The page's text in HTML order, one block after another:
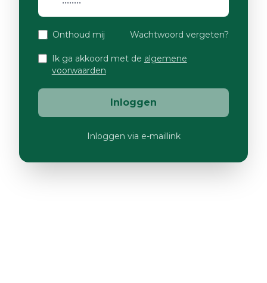
Onthoud mij Wachtwoord vergeten?
Ik ga akkoord met de algemene
voorwaarden
Inloggen
Inloggen via e-maillink